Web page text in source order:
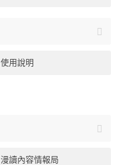
使用說明
漫讀內容情報局